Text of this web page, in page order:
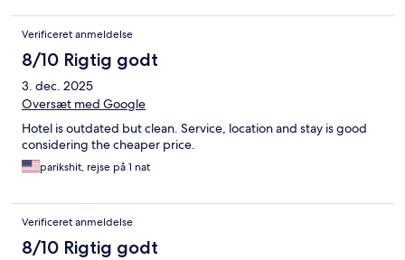
Verificeret anmeldelse
8/10 Rigtig godt
3. dec. 2025
Oversæt med Google
Hotel is outdated but clean. Service, location and stay is good
considering the cheaper price.
parikshit, rejse på 1 nat
Verificeret anmeldelse
8/10 Rigtig godt